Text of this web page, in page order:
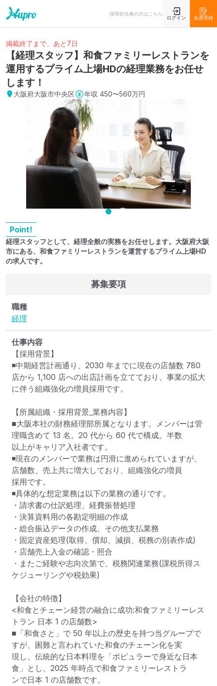
採用担当者の方はこちら
ログイン 会員登録
掲載終了まで、あと7日
【経理スタッフ】和⾷ファミリーレストランを
運用するプライム上場HDの経理業務をお任せ
します！
大阪府大阪市中央区 年収 450〜560万円
Point!
経理スタッフとして、経理全般の実務をお任せします。大阪府大阪
市にある、和⾷ファミリーレストランを運営するプライム上場HD
の求人です。
募集要項
職種
経理
仕事内容
【採用背景】
◾中期経営計画通り、2030 年までに現在の店舗数 780
店から 1,100 店への出店計画を立てており、事業の拡大
に伴う組織強化の増員採用です。
【所属組織・採用背景_業務内容】
■大阪本社の財務経理部所属となります。メンバーは管
理職含めて 13 名。20 代から 60 代で構成。半数
以上がキャリア入社者です。
◾現在のメンバーで業務は円滑に進められていますが、
店舗数、売上共に増大しており、組織強化の増員
採用です。
◾具体的な想定業務は以下の業務の通りです。
・請求書の仕訳処理、経費振替処理
・決算資料用の各勘定明細の作成
・総合振込データの作成、その他支払業務
・固定資産処理(取得、償却、減損、税務の別表作成)
・店舗売上入金の確認・照合
・またご経験や志向次第で、税務関連業務(課税所得ス
ケジューリングや税効果)
【会社の特徴】
<和食とチェーン経営の融合に成功:和食ファミリーレス
トラン 日本 1 の店舗数>
■「和食さと」で 50 年以上の歴史を持つ当グループで
すが、困難と言われていた和食のチェーン化を実
現し、伝統的な日本料理を「ポピュラーで身近な日本
食」とし、2025 年時点で和食ファミリーレストラ
ンで日本 1 の店舗数です。